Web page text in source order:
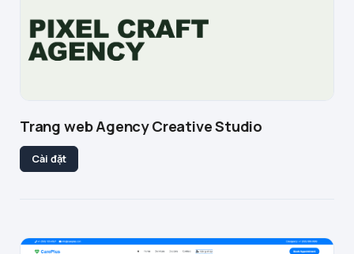
Trang web Agency Creative Studio
Cài đặt